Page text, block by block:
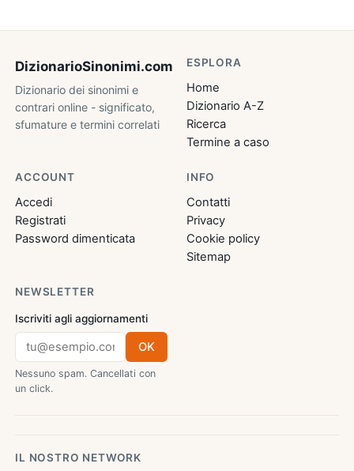
DizionarioSinonimi.com
Dizionario dei sinonimi e
contrari online - significato,
sfumature e termini correlati
ESPLORA
Home
Dizionario A-Z
Ricerca
Termine a caso
ACCOUNT
Accedi
Registrati
Password dimenticata
INFO
Contatti
Privacy
Cookie policy
Sitemap
NEWSLETTER
Iscriviti agli aggiornamenti
OK
Nessuno spam. Cancellati con
un click.
IL NOSTRO NETWORK